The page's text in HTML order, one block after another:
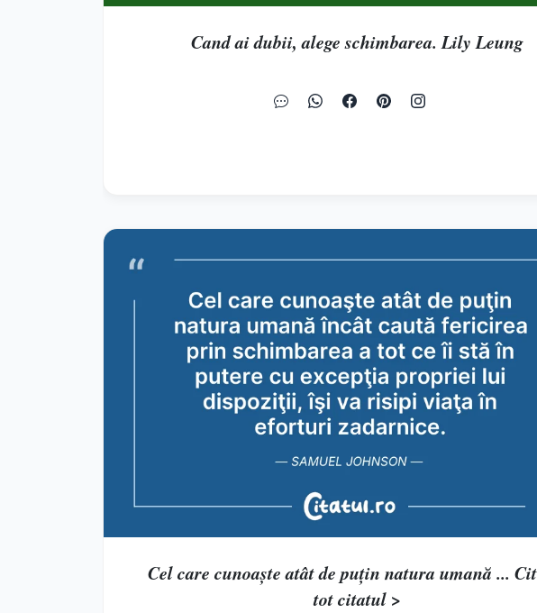
Cand ai dubii, alege schimbarea. Lily Leung
Cel care cunoaşte atât de puţin natura umană ...
tot citatul >